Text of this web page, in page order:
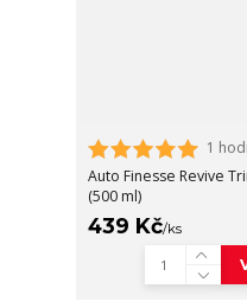
1
Auto Finesse Revive
(500 ml)
439 Kč/ks